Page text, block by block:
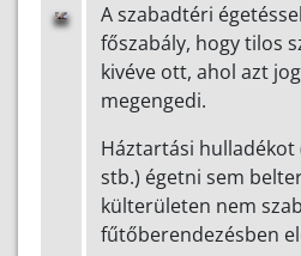
A szabadtéri
főszabály, hogy tilos
kivéve ott, ahol azt
megengedi.
Háztartási
stb.) égetni sem
külterületen nem
fűtőberendezésben